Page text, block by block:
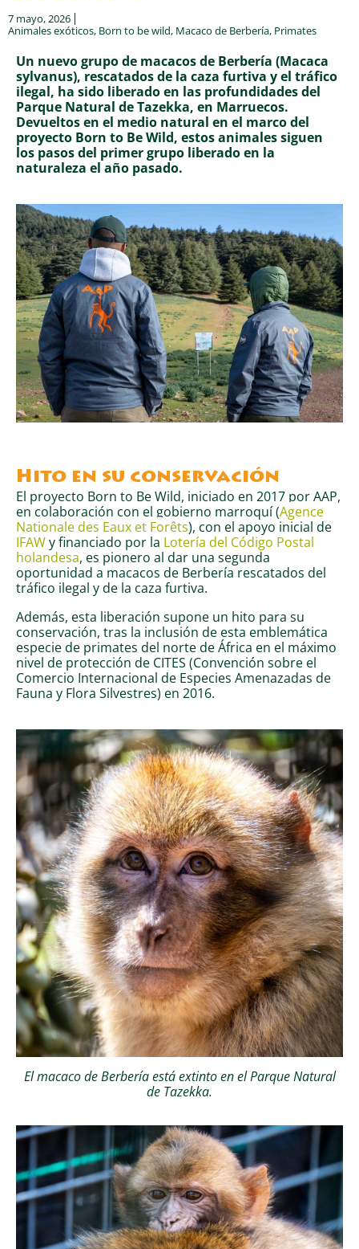
7 mayo, 2026
Animales exóticos, Born to be wild, Macaco de Berbería, Primates
Un nuevo grupo de macacos de Berbería (Macaca
sylvanus), rescatados de la caza furtiva y el tráfico
ilegal, ha sido liberado en las profundidades del
Parque Natural de Tazekka, en Marruecos.
Devueltos en el medio natural en el marco del
proyecto Born to Be Wild, estos animales siguen
los pasos del primer grupo liberado en la
naturaleza el año pasado.
Hito en su conservación
El proyecto Born to Be Wild, iniciado en 2017 por AAP,
en colaboración con el gobierno marroquí (Agence
Nationale des Eaux et Forêts), con el apoyo inicial de
IFAWy financiado por la Lotería del Código Postal
holandesa, es pionero al dar una segunda
oportunidad a macacos de Berbería rescatados del
tráfico ilegal y de la caza furtiva.
Además, esta liberación supone un hito para su
conservación, tras la inclusión de esta emblemática
especie de primates del norte de África en el máximo
nivel de protección de CITES (Convención sobre el
Comercio Internacional de Especies Amenazadas de
Fauna y Flora Silvestres) en 2016.
El macaco de Berbería está extinto en el Parque Natural
de Tazekka.